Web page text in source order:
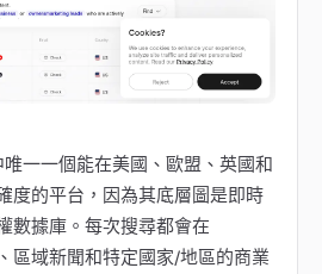
一一個能在美國、歐盟、英國和
度的平台，因為其底層圖是即時
數據庫。每次搜尋都會在
區域新聞和特定國家/地區的商業